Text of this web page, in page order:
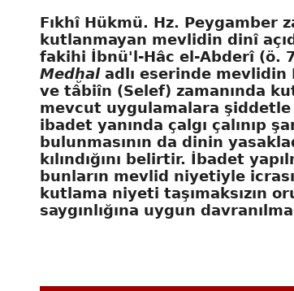
Fıkhî Hükmü. Hz. Peygamber
kutlanmayan mevlidin dinî
fakihi İbnü'l-Hâc el-Abderî (ö.
Medḫaladlı eserinde mevlidin
ve tâbiîn (Selef) zamanında
mevcut uygulamalara şiddetle
ibadet yanında çalgı çalınıp
bulunmasının da dinin
kılındığını belirtir. İbadet
bunların mevlid niyetiyle
kutlama niyeti taşımaksızın
saygınlığına uygun